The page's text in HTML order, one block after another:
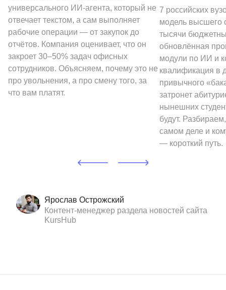
универсального ИИ-агента, который не
отвечает текстом, а сам выполняет
рабочие операции — от закупок до
отчётов. Компания оценивает, что он
закроет 30–50% задач офисных
сотрудников. Объясняем, почему это не
про увольнения, а про смену того, за
что вам платят.
7 российских
модель высшего
тысячи
обновлённая
модули по ИИ и
квалификация в
привычного
затронет
нынешних
будут.
самом деле и
— короткий путь.
Ярослав Острожский
Контент-менеджер раздела новостей сайта
KursHub